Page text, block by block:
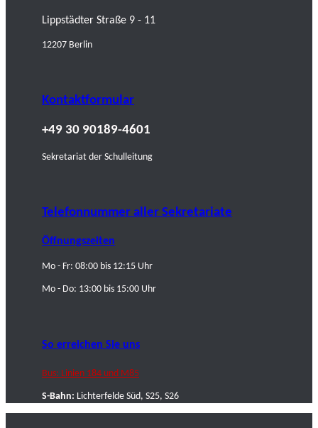
Lippstädter Straße 9 - 11
12207 Berlin
Kontaktformular
+49 30 90189-4601
Sekretariat der Schulleitung
Telefonnummer aller Sekretariate
Öffnungszeiten
Mo - Fr: 08:00 bis 12:15 Uhr
Mo - Do: 13:00 bis 15:00 Uhr
So erreichen Sie uns
Bus: Linien 184 und M85
S-Bahn: Lichterfelde Süd, S25, S26